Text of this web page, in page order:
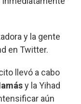
y la gente
en Twitter.
llevó a cabo
y la Yihad
aún